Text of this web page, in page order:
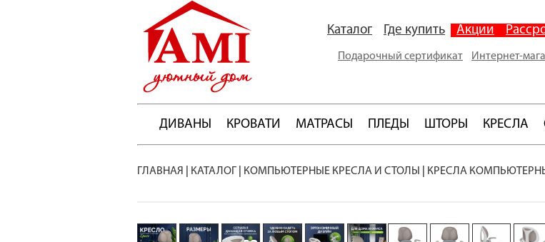
Каталог Где купить Акции
Подарочный сертификат Интернет-
ДИВАНЫ КРОВАТИ МАТРАСЫ ПЛЕДЫ ШТОРЫ КРЕСЛА
ГЛАВНАЯ КАТАЛОГ КОМПЬЮТЕРНЫЕ КРЕСЛА И СТОЛЫ КРЕСЛА